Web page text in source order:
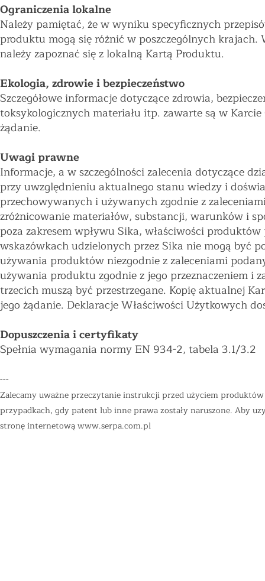
Ograniczenia lokalne
Należy pamiętać, że w wyniku specyficznych
produktu mogą się różnić w poszczególnych
należy zapoznać się z lokalną Kartą Produktu.
Ekologia, zdrowie i bezpieczeństwo
Szczegółowe informacje dotyczące zdrowia,
toksykologicznych materiału itp. zawarte są w
żądanie.
Uwagi prawne
Informacje, a w szczególności zalecenia dotyczące
przy uwzględnieniu aktualnego stanu wiedzy i
przechowywanych i używanych zgodnie z
zróżnicowanie materiałów, substancji, warunków i
poza zakresem wpływu Sika, właściwości
wskazówkach udzielonych przez Sika nie mogą być
używania produktów niezgodnie z zaleceniami
używania produktu zgodnie z jego przeznaczeniem i
trzecich muszą być przestrzegane. Kopię aktualnej
jego żądanie. Deklaracje Właściwości Użytkowych
Dopuszczenia i certyfikaty
Spełnia wymagania normy EN 934-2, tabela 3.1/3.2
---
Zalecamy uważne przeczytanie instrukcji przed użyciem
przypadkach, gdy patent lub inne prawa zostały naruszone. Aby
stronę internetowąwww.serpa.com.pl